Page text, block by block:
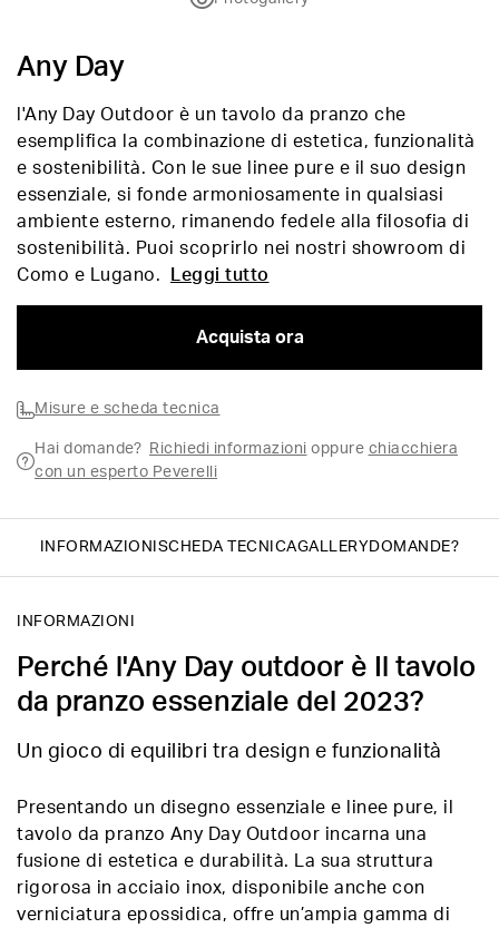
Any Day
l'Any Day Outdoor è un tavolo da pranzo che
esemplifica la combinazione di estetica, funzionalità
e sostenibilità. Con le sue linee pure e il suo design
essenziale, si fonde armoniosamente in qualsiasi
ambiente esterno, rimanendo fedele alla filosofia di
sostenibilità. Puoi scoprirlo nei nostri showroom di
Como e Lugano.
Leggi tutto
Acquista ora
Misure e scheda tecnica
Hai domande? Richiedi informazioni oppure chiacchiera
con un esperto Peverelli
INFORMAZIONI SCHEDA TECNICAGALLERY DOMANDE?
INFORMAZIONI
Perché l'Any Day outdoor è Il tavolo
da pranzo essenziale del 2023?
Un gioco di equilibri tra design e funzionalità
Presentando un disegno essenziale e linee pure, il
tavolo da pranzo Any Day Outdoor incarna una
fusione di estetica e durabilità. La sua struttura
rigorosa in acciaio inox, disponibile anche con
verniciatura epossidica, offre un’ampia gamma di